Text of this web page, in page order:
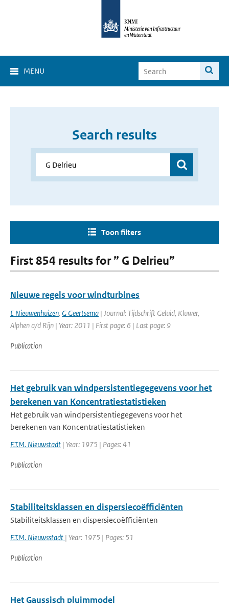
MENU
Search results
Toon filters
First 854 results for ” G Delrieu”
Nieuwe regels voor windturbines
E Nieuwenhuizen, G Geertsema | Journal: Tijdschrift Geluid, Kluwer,
Alphen a/d Rijn | Year: 2011 | First page: 6 | Last page: 9
Publication
Het gebruik van windpersistentiegegevens voor het
berekenen van Koncentratiestatistieken
Het gebruik van windpersistentiegegevens voor het
berekenen van Koncentratiestatistieken
F.T.M. Nieuwstadt | Year: 1975 | Pages: 41
Publication
Stabiliteitsklassen en dispersiecoëfficiënten
Stabiliteitsklassen en dispersiecoëfficiënten
F.T.M. Nieuwsstadt | Year: 1975 | Pages: 51
Publication
Het Gaussisch pluimmodel